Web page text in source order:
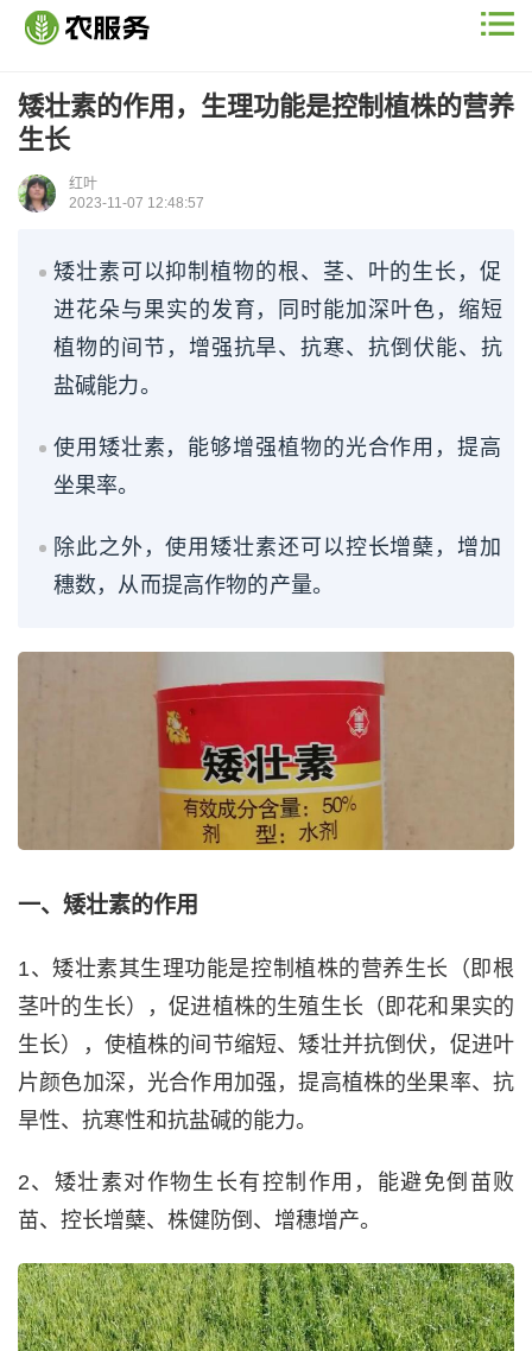
矮壮素的作用，生理功能是控制植株的营养
生长
红叶
2023-11-07 12:48:57
矮壮素可以抑制植物的根、茎、叶的生长，促
进花朵与果实的发育，同时能加深叶色，缩短
植物的间节，增强抗旱、抗寒、抗倒伏能、抗
盐碱能力。
使用矮壮素，能够增强植物的光合作用，提高
坐果率。
除此之外，使用矮壮素还可以控长增蘖，增加
穗数，从而提高作物的产量。
一、矮壮素的作用
1、矮壮素其生理功能是控制植株的营养生长（即根
茎叶的生长），促进植株的生殖生长（即花和果实的
生长），使植株的间节缩短、矮壮并抗倒伏，促进叶
片颜色加深，光合作用加强，提高植株的坐果率、抗
旱性、抗寒性和抗盐碱的能力。
2、矮壮素对作物生长有控制作用，能避免倒苗败
苗、控长增蘖、株健防倒、增穗增产。